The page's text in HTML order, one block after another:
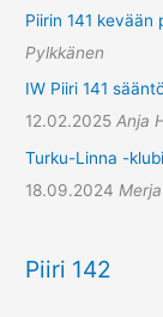
Piirin 141 kevään
Pylkkänen
IW Piiri 141
12.02.2025 Anja
Turku-Linna -
18.09.2024
Piiri 142